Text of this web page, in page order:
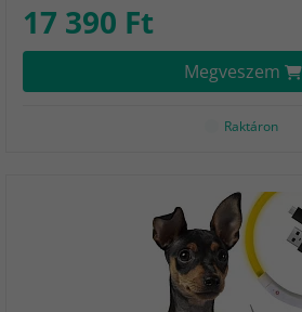
17 390 Ft
Megveszem
Raktáron